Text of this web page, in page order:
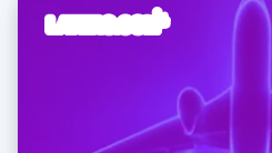
日本語English
Gibilterra
English